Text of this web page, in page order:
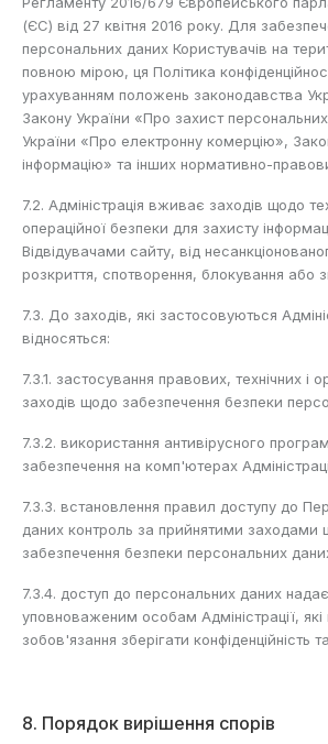
(ЄС) від 27 квітня 2016 року. Для
персональних даних Користувачів на
повною мірою, ця Політика
урахуванням положень законодавства
Закону України «Про захист
України «Про електронну комерцію»,
інформацію» та інших нормативно-
7.2. Адміністрація вживає заходів щодо
операційної безпеки для захисту
Відвідувачами сайту, від
розкриття, спотворення, блокування або
7.3. До заходів, які застосовуються
відносяться:
7.3.1. застосування правових, технічних і
заходів щодо забезпечення безпеки
7.3.2. використання антивірусного
забезпечення на комп'ютерах
7.3.3. встановлення правил доступу до
даних контроль за прийнятими заходами
забезпечення безпеки персональних
7.3.4. доступ до персональних даних
уповноваженим особам Адміністрації,
зобов'язання зберігати конфіденційність
8. Порядок вирішення спорів